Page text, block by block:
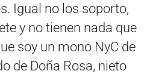
Igual no los soporto,
y no tienen nada que
soy un mono NyC de
de Doña Rosa, nieto